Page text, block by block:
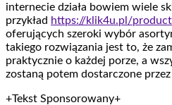
internecie działa bowiem wiele
przykład https://klik4u.pl/
oferujących szeroki wybór
takiego rozwiązania jest to, że
praktycznie o każdej porze, a
zostaną potem dostarczone
+Tekst Sponsorowany+